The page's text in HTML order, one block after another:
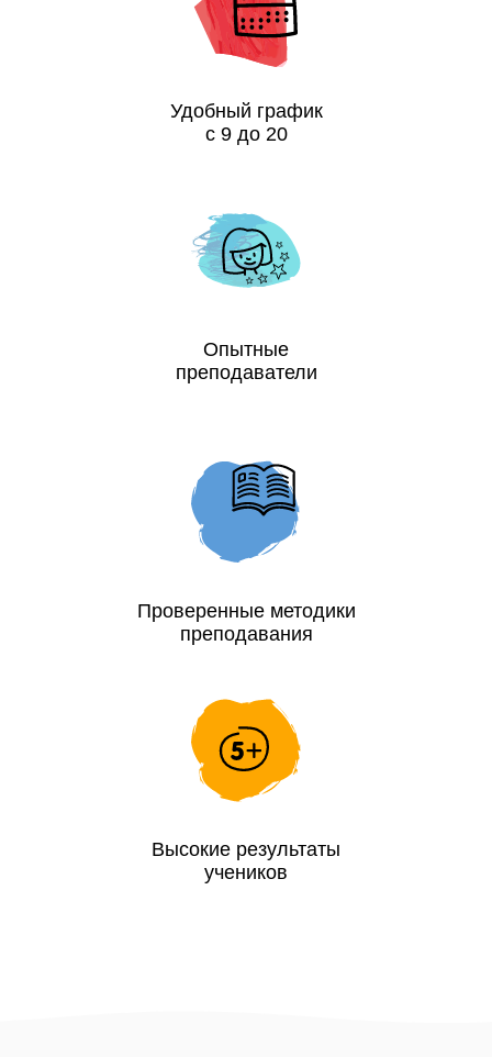
Удобный график
с 9 до 20
Опытные
преподаватели
Проверенные методики
преподавания
Высокие результаты
учеников